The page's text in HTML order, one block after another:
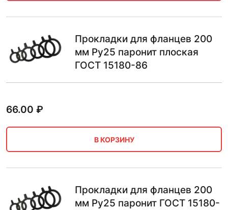
Прокладки для фланцев 200
мм Ру25 паронит плоская
ГОСТ 15180-86
66.00 ₽
В КОРЗИНУ
Прокладки для фланцев 200
мм Ру25 паронит ГОСТ 15180-